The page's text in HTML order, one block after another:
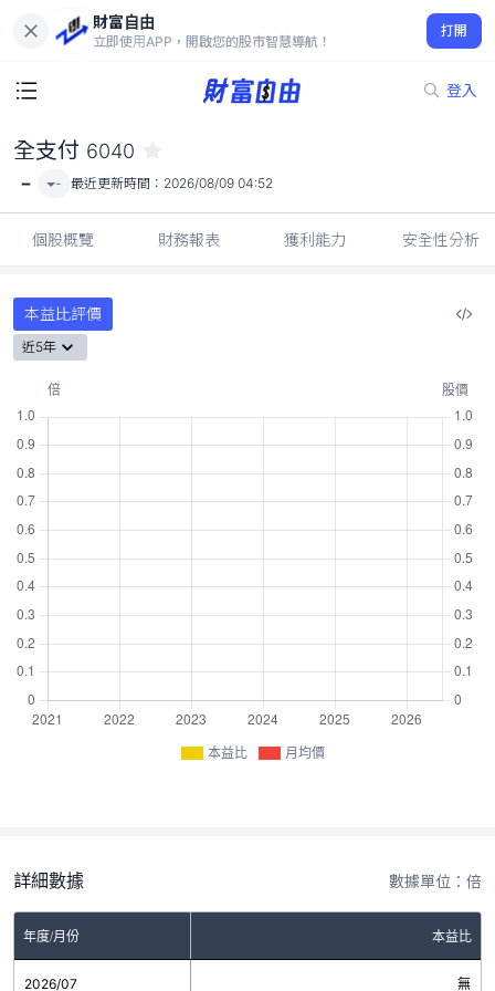
財富自由
立即使用APP，開啟您的股市智慧導航！
打開
登入
-
全支付 6040
- - 最近更新時間： 2026/08/09 04:52
個股概覽 財務報表 獲利能力 安全性分析
本益比評價
近5年
本益比 月均價
詳細數據 數據單位：倍
年度/月份 本益比
2026/07 無